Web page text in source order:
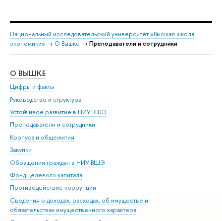
Национальный исследовательский университет «Высшая школа
экономики» → О Вышке → Преподаватели и сотрудники
О ВЫШКЕ
Цифры и факты
Руководство и структура
Устойчивое развитие в НИУ ВШЭ
Преподаватели и сотрудники
Корпуса и общежития
Закупки
Обращения граждан в НИУ ВШЭ
Фонд целевого капитала
Противодействие коррупции
Сведения о доходах, расходах, об имуществе и
обязательствах имущественного характера